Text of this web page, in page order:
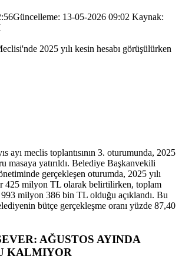
Güncelleme: 13-05-2026 09:02 Kaynak:
ayı meclis toplantısının 3. oturumunda, 2025
masaya yatırıldı. Belediye Başkanvekili
gerçekleşen oturumda, 2025 yılı
425 milyon TL olarak belirtilirken, toplam
milyon 386 bin TL olduğu açıklandı. Bu
bütçe gerçekleşme oranı yüzde 87,40
AĞUSTOS AYINDA
KALMIYOR